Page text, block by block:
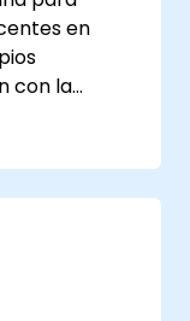
en
con la
la práctica